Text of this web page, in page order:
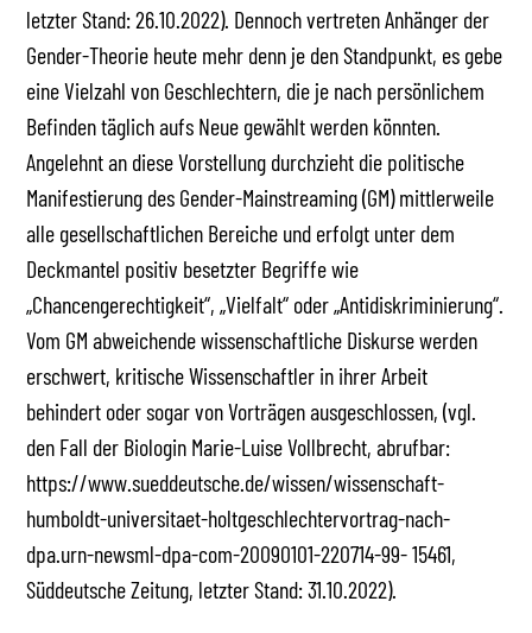
letzter Stand: 26.10.2022). Dennoch vertreten Anhänger der
Gender-Theorie heute mehr denn je den Standpunkt, es gebe
eine Vielzahl von Geschlechtern, die je nach persönlichem
Befinden täglich aufs Neue gewählt werden könnten.
Angelehnt an diese Vorstellung durchzieht die politische
Manifestierung des Gender-Mainstreaming (GM) mittlerweile
alle gesellschaftlichen Bereiche und erfolgt unter dem
Deckmantel positiv besetzter Begriffe wie
„Chancengerechtigkeit“, „Vielfalt“ oder „Antidiskriminierung“.
Vom GM abweichende wissenschaftliche Diskurse werden
erschwert, kritische Wissenschaftler in ihrer Arbeit
behindert oder sogar von Vorträgen ausgeschlossen, (vgl.
den Fall der Biologin Marie-Luise Vollbrecht, abrufbar:
https://www.sueddeutsche.de/wissen/wissenschaft-
humboldt-universitaet-holtgeschlechtervortrag-nach-
dpa.urn-newsml-dpa-com-20090101-220714-99- 15461,
Süddeutsche Zeitung, letzter Stand: 31.10.2022).